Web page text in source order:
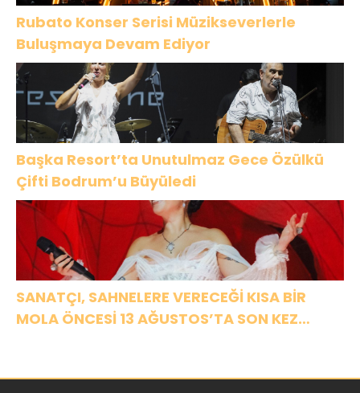
Rubato Konser Serisi Müzikseverlerle
Buluşmaya Devam Ediyor
Başka Resort’ta Unutulmaz Gece Özülkü
Çifti Bodrum’u Büyüledi
SANATÇI, SAHNELERE VERECEĞİ KISA BİR
MOLA ÖNCESİ 13 AĞUSTOS’TA SON KEZ